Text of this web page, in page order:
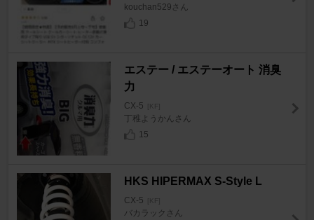
kouchan529さん
19
エステー / エステーオート 消臭
力
CX-5 [KF]
丁稚ようかんさん
15
HKS HIPERMAX S-Style L
CX-5 [KF]
バカラックさん